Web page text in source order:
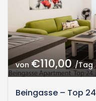
von €110,00/Tag
Beingasse – Top 24